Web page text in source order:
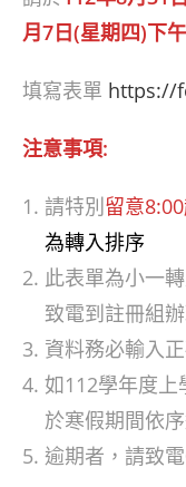
月7日(星期四)下
填寫表單 https://
注意事項:
請特別留意
為轉入排序
此表單為小一
致電到註冊組
資料務必輸入
如112學年度上
於寒假期間依
逾期者，請致